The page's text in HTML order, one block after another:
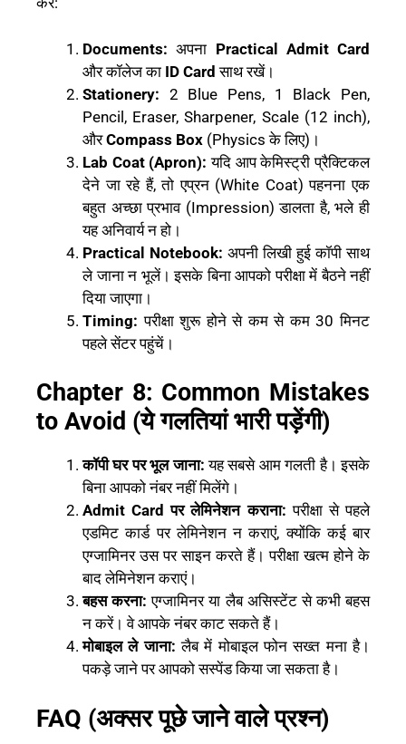
Documents: अपना Practical Admit Card
और कॉलेज का ID Card साथ रखें।
Stationery: 2 Blue Pens, 1 Black Pen,
Pencil, Eraser, Sharpener, Scale (12 inch),
औरCompass Box (Physics के लिए)।
Lab Coat (Apron): यदि आप केमिस्ट्री प्रैक्टिकल
देने जा रहे हैं, तो एप्रन (White Coat) पहनना एक
बहुत अच्छा प्रभाव (Impression) डालता है, भले ही
यह अनिवार्य न हो।
Practical Notebook: अपनी लिखी हुई कॉपी साथ
ले जाना न भूलें। इसके बिना आपको परीक्षा में बैठने नहीं
दिया जाएगा।
Timing: परीक्षा शुरू होने से कम से कम 30 मिनट
पहले सेंटर पहुंचें।
Chapter 8: Common Mistakes
to Avoid (ये गलतियां भारी पड़ेंगी)
कॉपी घर पर भूल जाना: यह सबसे आम गलती है। इसके
बिना आपको नंबर नहीं मिलेंगे।
Admit Card पर लेमिनेशन कराना: परीक्षा से पहले
एडमिट कार्ड पर लेमिनेशन न कराएं, क्योंकि कई बार
एग्जामिनर उस पर साइन करते हैं। परीक्षा खत्म होने के
बाद लेमिनेशन कराएं।
बहस करना: एग्जामिनर या लैब असिस्टेंट से कभी बहस
न करें। वे आपके नंबर काट सकते हैं।
मोबाइल ले जाना: लैब में मोबाइल फोन सख्त मना है।
पकड़े जाने पर आपको सस्पेंड किया जा सकता है।
FAQ (अक्सर पूछे जाने वाले प्रश्न)